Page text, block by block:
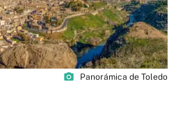
photo_camera Panorámica de Toledo